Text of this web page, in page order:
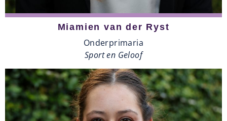
Miamien van der Ryst
Onderprimaria
Sport en Geloof